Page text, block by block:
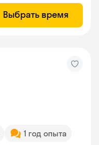
Выбрать время
1 год опыта